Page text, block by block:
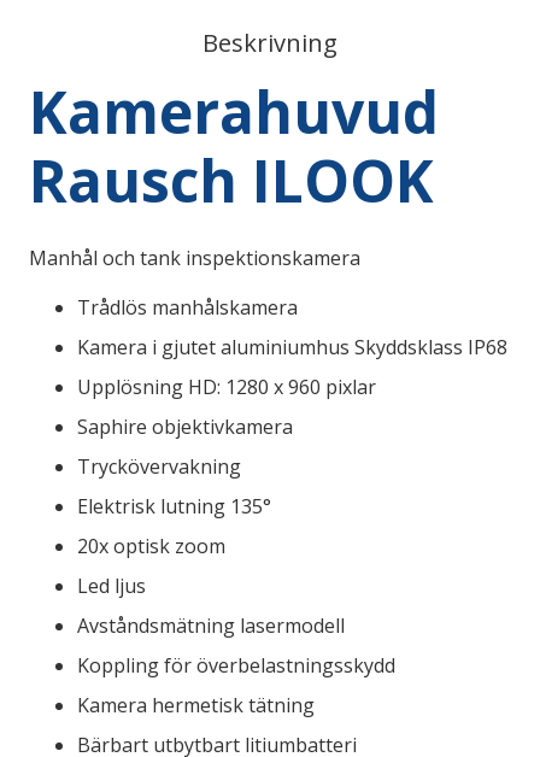
Beskrivning
Kamerahuvud
Rausch ILOOK
Manhål och tank inspektionskamera
Trådlös manhålskamera
Kamera i gjutet aluminiumhus Skyddsklass IP68
Upplösning HD: 1280 x 960 pixlar
Saphire objektivkamera
Tryckövervakning
Elektrisk lutning 135°
20x optisk zoom
Led ljus
Avståndsmätning lasermodell
Koppling för överbelastningsskydd
Kamera hermetisk tätning
Bärbart utbytbart litiumbatteri